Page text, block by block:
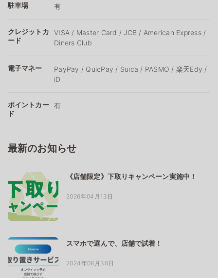
駐車場 有
クレジットカ
ード
VISA / Master Card / JCB / American Express /
Diners Club
電子マネー
PayPay / QuicPay / Suica / PASMO / 楽天Edy /
iD
ポイントカー
ド
有
最新のお知らせ
《店舗限定》下取りキャンペーン実施中！
2026年04月13日
スマホで選んで、店舗で試着！
2024年08月30日